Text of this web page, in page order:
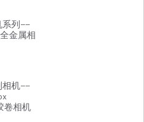
系列——
金属相
相机——
卷相机